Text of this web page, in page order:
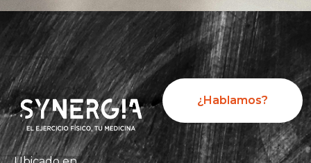
¿Hablamos?